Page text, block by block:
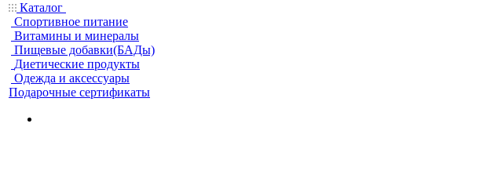
Каталог
Спортивное питание
Витамины и минералы
Пищевые добавки(БАДы)
Диетические продукты
Одежда и аксессуары
Подарочные сертификаты